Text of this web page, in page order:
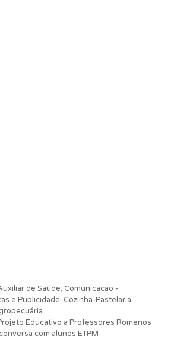
de Saúde, Comunicacao -
e Publicidade, Cozinha-Pastelaria,
Educativo a Professores Romenos
com alunos ETPM